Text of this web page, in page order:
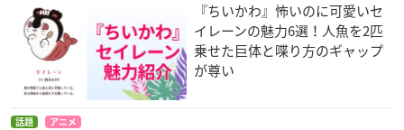
『ちいかわ』怖いのに可愛いセ
イレーンの魅力6選！人魚を2匹
乗せた巨体と喋り方のギャップ
が尊い
話題 アニメ